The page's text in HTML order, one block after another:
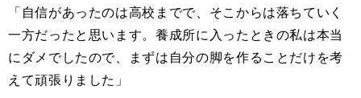
「自信があったのは高校までで、そこからは落ちていく
一方だったと思います。養成所に入ったときの私は本当
にダメでしたので、まずは自分の脚を作ることだけを考
えて頑張りました」